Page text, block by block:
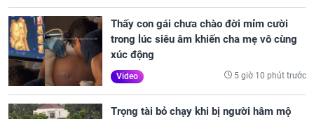
Thấy con gái chưa chào đời mỉm cười
trong lúc siêu âm khiến cha mẹ vô cùng
xúc động
Video 5 giờ 10 phút trước
Trọng tài bỏ chạy khi bị người hâm mộ